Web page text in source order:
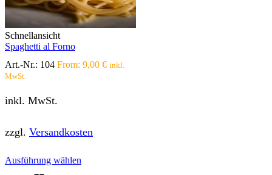
auf
der
Produktseite
Schnellansicht
Spaghetti al Forno
Art.-Nr.: 104 From: 9,00 € inkl.
MwSt.
inkl. MwSt.
zzgl. Versandkosten
Ausführung wählen